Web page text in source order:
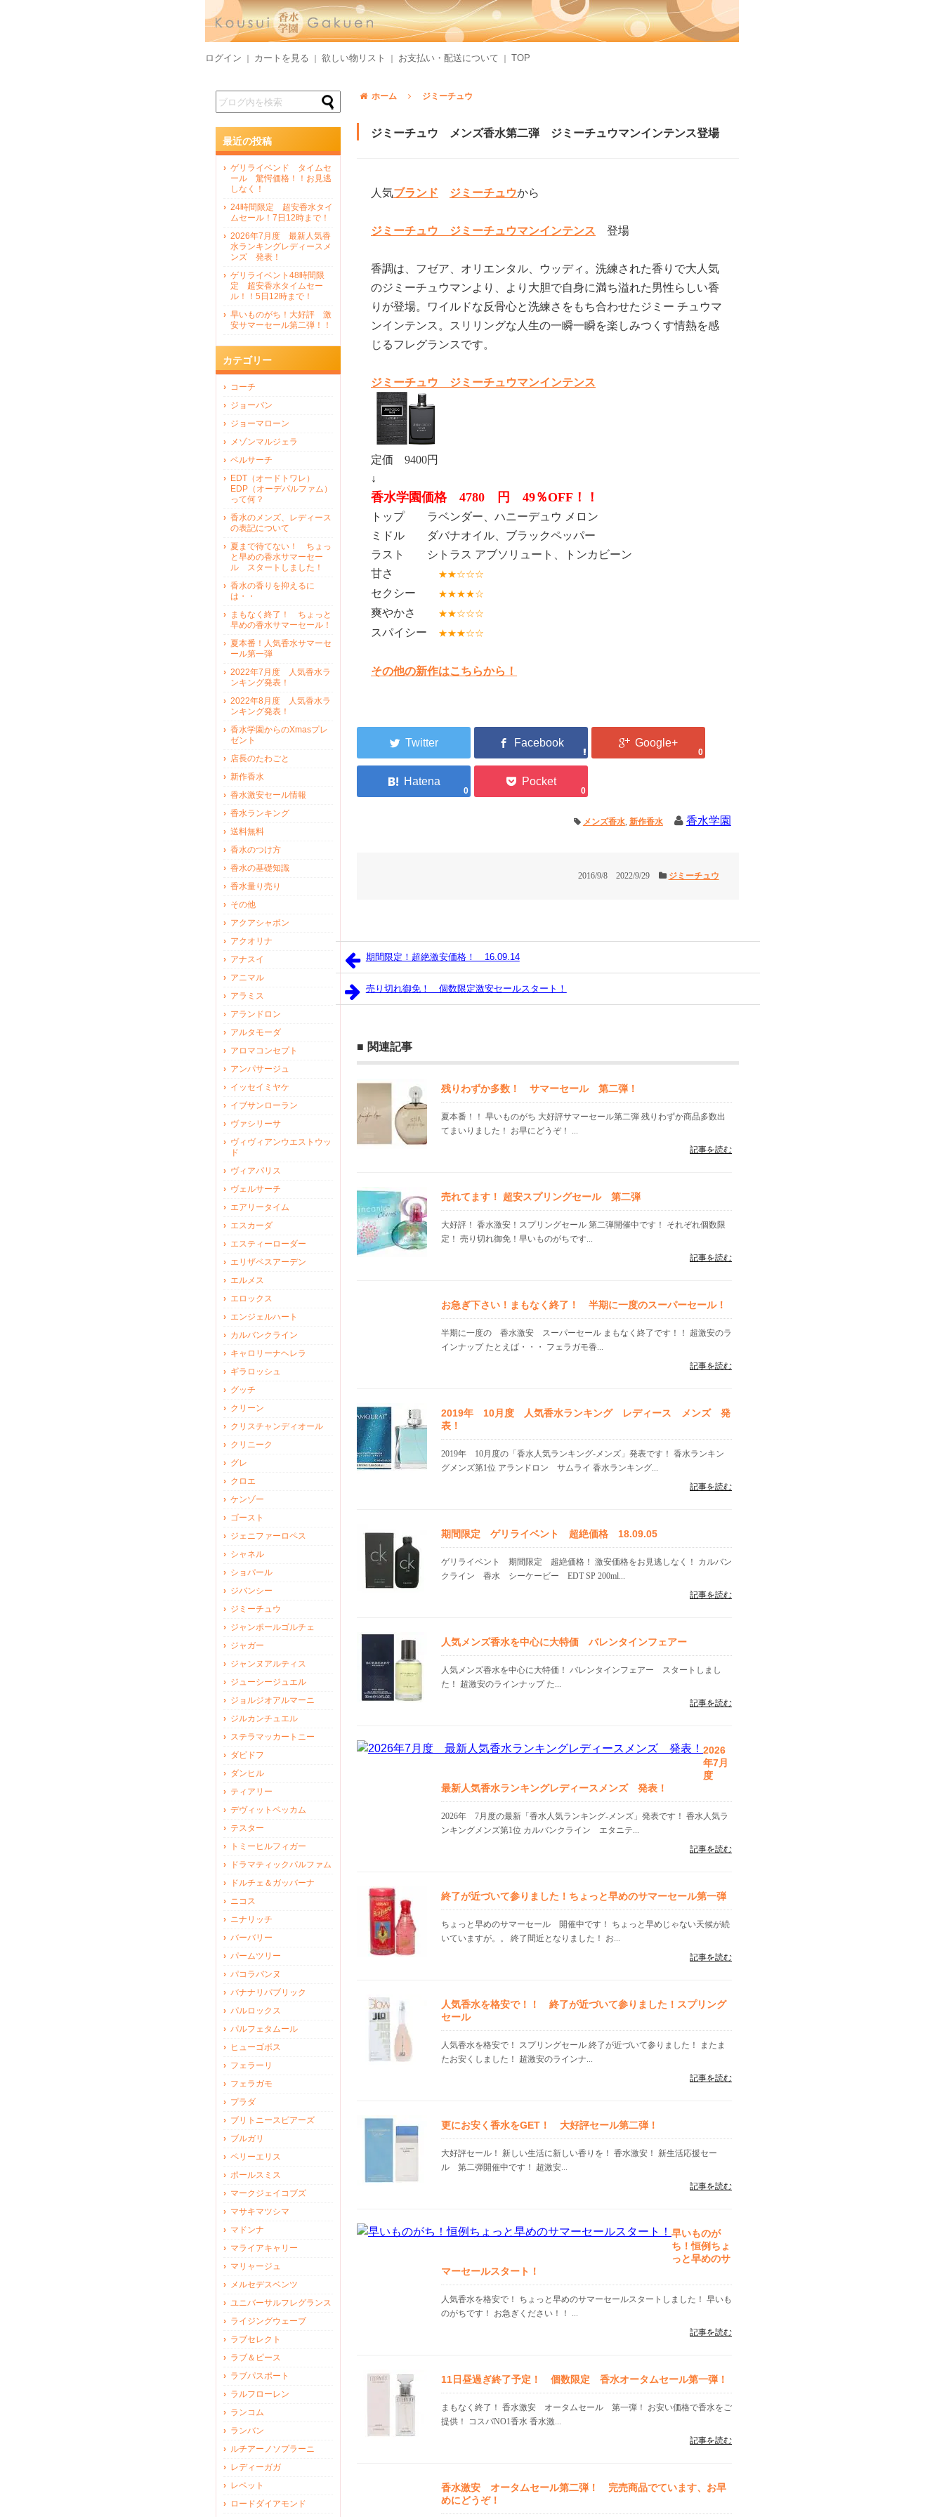
ログイン カートを見る 欲しい物リスト お支払い・配送について TOP
ホーム ジミーチュウ
ジミーチュウ メンズ香水第二弾 ジミーチュウマンインテンス登場
人気ブランド ジミーチュウから
ジミーチュウ ジミーチュウマンインテンス 登場
香調は、フゼア、オリエンタル、ウッディ。洗練された香りで大人気
のジミーチュウマンより、より大胆で自身に満ち溢れた男性らしい香
りが登場。ワイルドな反骨心と洗練さをもち合わせたジミー チュウマ
ンインテンス。スリリングな人生の一瞬一瞬を楽しみつくす情熱を感
じるフレグランスです。
ジミーチュウ ジミーチュウマンインテンス
定価 9400円
↓
香水学園価格 4780 円 49％OFF！！
トップ ラベンダー、ハニーデュウ メロン
ミドル ダバナオイル、ブラックペッパー
ラスト シトラス アブソリュート、トンカビーン
甘さ
★★☆☆☆
セクシー ★★★★☆
爽やかさ ★★☆☆☆
スパイシー ★★★☆☆
その他の新作はこちらから！
0
0 0
メンズ香水, 新作香水 香水学園
2016/9/8 2022/9/29 ジミーチュウ
期間限定！超絶激安価格！ 16.09.14
売り切れ御免！ 個数限定激安セールスタート！
関連記事
残りわずか多数！ サマーセール 第二弾！
夏本番！！ 早いものがち 大好評サマーセール第二弾 残りわずか商品多数出
てまいりました！ お早にどうぞ！ ...
記事を読む
売れてます！ 超安スプリングセール 第二弾
大好評！ 香水激安！スプリングセール 第二弾開催中です！ それぞれ個数限
定！ 売り切れ御免！早いものがちです...
記事を読む
お急ぎ下さい！まもなく終了！ 半期に一度のスーパーセール！
半期に一度の 香水激安 スーパーセール まもなく終了です！！ 超激安のラ
インナップ たとえば・・・ フェラガモ香...
記事を読む
2019年 10月度 人気香水ランキング レディース メンズ 発
表！
2019年 10月度の「香水人気ランキング-メンズ」発表です！ 香水ランキン
グメンズ第1位 アランドロン サムライ 香水ランキング...
記事を読む
期間限定 ゲリライベント 超絶価格 18.09.05
ゲリライベント 期間限定 超絶価格！ 激安価格をお見逃しなく！ カルバン
クライン 香水 シーケービー EDT SP 200ml...
記事を読む
人気メンズ香水を中心に大特価 バレンタインフェアー
人気メンズ香水を中心に大特価！ バレンタインフェアー スタートしまし
た！ 超激安のラインナップ た...
記事を読む
2026
年7月
度
最新人気香水ランキングレディースメンズ 発表！
2026年 7月度の最新「香水人気ランキング-メンズ」発表です！ 香水人気ラ
ンキングメンズ第1位 カルバンクライン エタニテ...
記事を読む
終了が近づいて参りました！ちょっと早めのサマーセール第一弾
ちょっと早めのサマーセール 開催中です！ ちょっと早めじゃない天候が続
いていますが。。 終了間近となりました！ お...
記事を読む
人気香水を格安で！！ 終了が近づいて参りました！スプリング
セール
人気香水を格安で！ スプリングセール 終了が近づいて参りました！ またま
たお安くしました！ 超激安のラインナ...
記事を読む
更にお安く香水をGET！ 大好評セール第二弾！
大好評セール！ 新しい生活に新しい香りを！ 香水激安！ 新生活応援セー
ル 第二弾開催中です！ 超激安...
記事を読む
早いものが
ち！恒例ちょ
っと早めのサ
マーセールスタート！
人気香水を格安で！ ちょっと早めのサマーセールスタートしました！ 早いも
のがちです！ お急ぎください！！ ...
記事を読む
11日昼過ぎ終了予定！ 個数限定 香水オータムセール第一弾！
まもなく終了！ 香水激安 オータムセール 第一弾！ お安い価格で香水をご
提供！ コスパNO1香水 香水激...
記事を読む
香水激安 オータムセール第二弾！ 完売商品でています、お早
めにどうぞ！
最近の投稿
ゲリライベンド タイムセ
ール 驚愕価格！！お見逃
しなく！
24時間限定 超安香水タイ
ムセール！7日12時まで！
2026年7月度 最新人気香
水ランキングレディースメ
ンズ 発表！
ゲリライベント48時間限
定 超安香水タイムセー
ル！！5日12時まで！
早いものがち！大好評 激
安サマーセール第二弾！！
カテゴリー
コーチ
ジョーバン
ジョーマローン
メゾンマルジェラ
ベルサーチ
EDT（オードトワレ）
EDP（オーデパルファム）
って何？
香水のメンズ、レディース
の表記について
夏まで待てない！ ちょっ
と早めの香水サマーセー
ル スタートしました！
香水の香りを抑えるに
は・・
まもなく終了！ ちょっと
早めの香水サマーセール！
夏本番！人気香水サマーセ
ール第一弾
2022年7月度 人気香水ラ
ンキング発表！
2022年8月度 人気香水ラ
ンキング発表！
香水学園からのXmasプレ
ゼント
店長のたわごと
新作香水
香水激安セール情報
香水ランキング
送料無料
香水のつけ方
香水の基礎知識
香水量り売り
その他
アクアシャボン
アクオリナ
アナスイ
アニマル
アラミス
アランドロン
アルタモーダ
アロマコンセプト
アンパサージュ
イッセイミヤケ
イブサンローラン
ヴァシリーサ
ヴィヴィアンウエストウッ
ド
ヴィアパリス
ヴェルサーチ
エアリータイム
エスカーダ
エスティーローダー
エリザベスアーデン
エルメス
エロックス
エンジェルハート
カルバンクライン
キャロリーナヘレラ
ギラロッシュ
グッチ
クリーン
クリスチャンディオール
クリニーク
グレ
クロエ
ケンゾー
ゴースト
ジェニファーロペス
シャネル
ショパール
ジバンシー
ジミーチュウ
ジャンポールゴルチェ
ジャガー
ジャンヌアルティス
ジューシージュエル
ジョルジオアルマーニ
ジルカンチュエル
ステラマッカートニー
ダビドフ
ダンヒル
ティアリー
デヴィットベッカム
テスター
トミーヒルフィガー
ドラマティックパルファム
ドルチェ＆ガッバーナ
ニコス
ニナリッチ
バーバリー
パームツリー
パコラバンヌ
バナナリパブリック
パルロックス
パルフェタムール
ヒューゴボス
フェラーリ
フェラガモ
プラダ
ブリトニースピアーズ
ブルガリ
ペリーエリス
ポールスミス
マークジェイコブズ
マサキマツシマ
マドンナ
マライアキャリー
マリャージュ
メルセデスベンツ
ユニバーサルフレグランス
ライジングウェーブ
ラブセレクト
ラブ＆ピース
ラブパスポート
ラルフローレン
ランコム
ランバン
ルチアーノソプラーニ
レディーガガ
レペット
ロードダイアモンド